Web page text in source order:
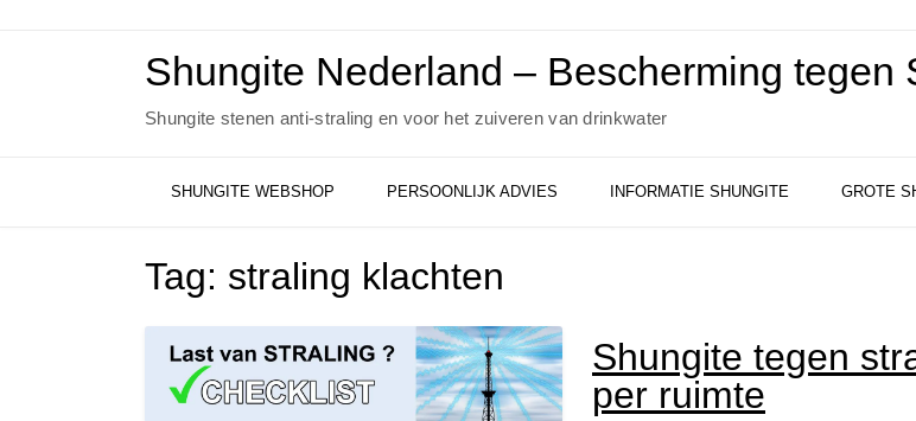
Shungite Nederland – Bescherming tegen
Shungite stenen anti-straling en voor het zuiveren van drinkwater
SHUNGITE WEBSHOP PERSOONLIJK ADVIES INFORMATIE SHUNGITE GROTE
Tag: straling klachten
Shungite tegen
per ruimte